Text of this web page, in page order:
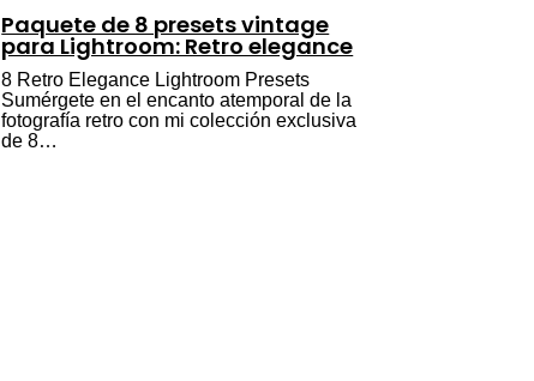
Paquete de 8 presets vintage
para Lightroom: Retro elegance
8 Retro Elegance Lightroom Presets
Sumérgete en el encanto atemporal de la
fotografía retro con mi colección exclusiva
de 8…